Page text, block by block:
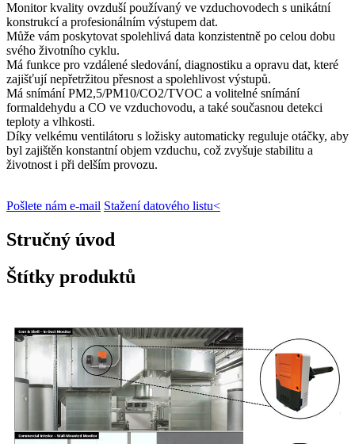
Monitor kvality ovzduší používaný ve vzduchovodech s unikátní
konstrukcí a profesionálním výstupem dat.
Může vám poskytovat spolehlivá data konzistentně po celou dobu
svého životního cyklu.
Má funkce pro vzdálené sledování, diagnostiku a opravu dat, které
zajišťují nepřetržitou přesnost a spolehlivost výstupů.
Má snímání PM2,5/PM10/CO2/TVOC a volitelné snímání
formaldehydu a CO ve vzduchovodu, a také současnou detekci
teploty a vlhkosti.
Díky velkému ventilátoru s ložisky automaticky reguluje otáčky, aby
byl zajištěn konstantní objem vzduchu, což zvyšuje stabilitu a
životnost i při delším provozu.
Pošlete nám e-mail Stažení datového listu<
Stručný úvod
Štítky produktů